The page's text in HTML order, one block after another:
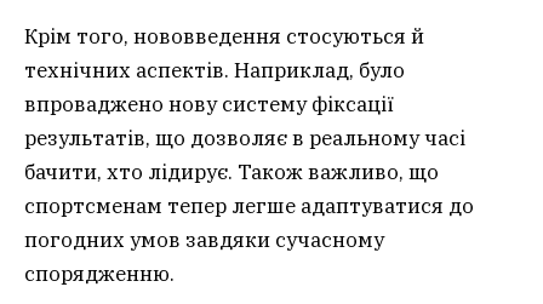
Крім того, нововведення стосуються й
технічних аспектів. Наприклад, було
впроваджено нову систему фіксації
результатів, що дозволяє в реальному часі
бачити, хто лідирує. Також важливо, що
спортсменам тепер легше адаптуватися до
погодних умов завдяки сучасному
спорядженню.